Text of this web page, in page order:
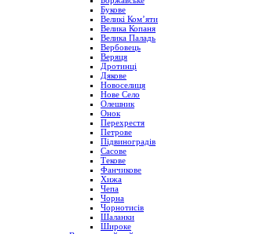
Букове
Великі Ком’яти
Велика Копаня
Велика Паладь
Вербовець
Веряця
Дротинці
Дякове
Новоселиця
Нове Село
Олешник
Онок
Перехрестя
Петрове
Підвиноградів
Сасове
Текове
Фанчикове
Хижа
Чепа
Чорна
Чорнотисів
Шаланки
Широке